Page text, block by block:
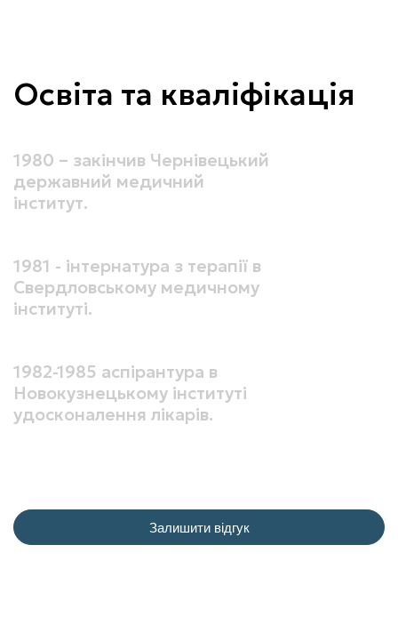
Освіта та кваліфікація
1980 – закінчив Чернівецький
державний медичний
інститут.
1981 - інтернатура з терапії в
Свердловському медичному
інституті.
1982-1985 аспірантура в
Новокузнецькому інституті
удосконалення лікарів.
Залишити відгук